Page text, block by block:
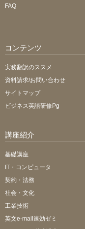
FAQ
コンテンツ
実務翻訳のススメ
資料請求/お問い合わせ
サイトマップ
ビジネス英語研修Pg
講座紹介
基礎講座
IT・コンピュータ
契約・法務
社会・文化
工業技術
英文e-mail速効ゼミ